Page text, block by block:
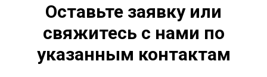
Оставьте заявку или
свяжитесь с нами по
указанным контактам